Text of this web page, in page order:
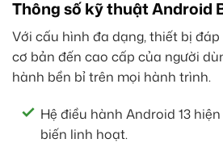
Thông số kỹ thuật Android
Với cấu hình đa dạng, thiết bị
cơ bản đến cao cấp của người
hành bền bỉ trên mọi hành trình.
Hệ điều hành Android 13
biến linh hoạt.